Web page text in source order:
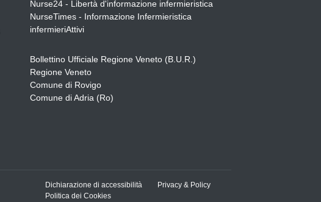
Nurse24 - Libertà d'informazione infermieristica
NurseTimes - Informazione Infermieristica
infermieriAttivi
Bollettino Ufficiale Regione Veneto (B.U.R.)
Regione Veneto
Comune di Rovigo
Comune di Adria (Ro)
Dichiarazione di accessibilità
Privacy & Policy
Politica dei Cookies